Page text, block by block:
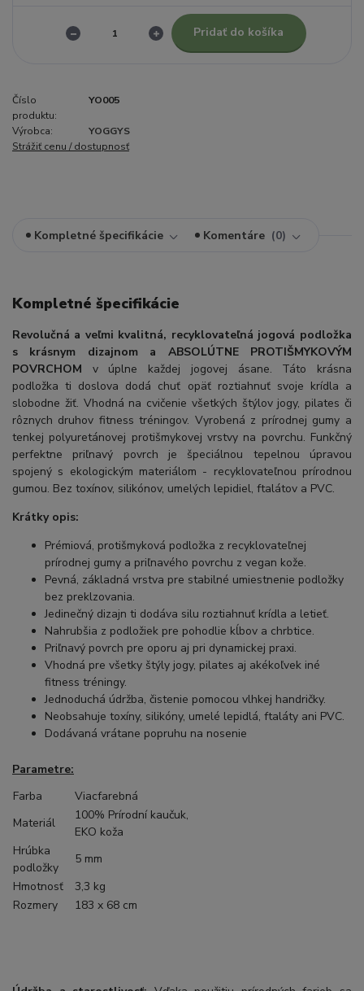
Pridať do košíka
Číslo
produktu:
YO005
Výrobca:
YOGGYS
Strážiť cenu / dostupnosť
Kompletné špecifikácie Komentáre 0
Kompletné špecifikácie
Revolučná a veľmi kvalitná, recyklovateľná jogová podložka
s krásnym dizajnom a ABSOLÚTNE PROTIŠMYKOVÝM
POVRCHOM v úplne každej jogovej ásane. Táto krásna
podložka ti doslova dodá chuť opäť roztiahnuť svoje krídla a
slobodne žiť. Vhodná na cvičenie všetkých štýlov jogy, pilates či
rôznych druhov fitness tréningov. Vyrobená z prírodnej gumy a
tenkej polyuretánovej protišmykovej vrstvy na povrchu. Funkčný
perfektne priľnavý povrch je špeciálnou tepelnou úpravou
spojený s ekologickým materiálom - recyklovateľnou prírodnou
gumou. Bez toxínov, silikónov, umelých lepidiel, ftalátov a PVC.
Krátky opis:
Prémiová, protišmyková podložka z recyklovateľnej
prírodnej gumy a priľnavého povrchu z vegan kože.
Pevná, základná vrstva pre stabilné umiestnenie podložky
bez preklzovania.
Jedinečný dizajn ti dodáva silu roztiahnuť krídla a letieť.
Nahrubšia z podložiek pre pohodlie kĺbov a chrbtice.
Priľnavý povrch pre oporu aj pri dynamickej praxi.
Vhodná pre všetky štýly jogy, pilates aj akékoľvek iné
fitness tréningy.
Jednoduchá údržba, čistenie pomocou vlhkej handričky.
Neobsahuje toxíny, silikóny, umelé lepidlá, ftaláty ani PVC.
Dodávaná vrátane popruhu na nosenie
Parametre:
Farba
Viacfarebná
Materiál
100% Prírodní kaučuk,
EKO koža
Hrúbka
podložky
5 mm
Hmotnosť
3,3 kg
Rozmery
183 x 68 cm